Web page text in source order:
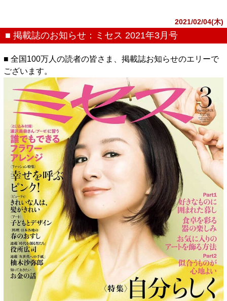
2021/02/04(木)
■ 掲載誌のお知らせ：ミセス 2021年3月号
■ 全国100万人の読者の皆さま、掲載誌お知らせのエリーで
ございます。